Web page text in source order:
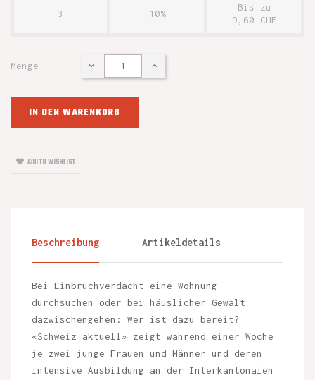
3 10%
Bis zu
9,60 CHF
Menge
IN DEN WARENKORB
ADD TO WISHLIST
Beschreibung Artikeldetails
Bei Einbruchverdacht eine Wohnung
durchsuchen oder bei häuslicher Gewalt
dazwischengehen: Wer ist dazu bereit?
«Schweiz aktuell» zeigt während einer Woche
je zwei junge Frauen und Männer und deren
intensive Ausbildung an der Interkantonalen